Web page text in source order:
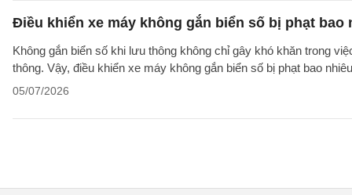
Điều khiển xe máy không gắn biển số bị phạt bao
Không gắn biển số khi lưu thông không chỉ gây khó khăn trong
thông. Vậy, điều khiển xe máy không gắn biển số bị phạt bao
05/07/2026